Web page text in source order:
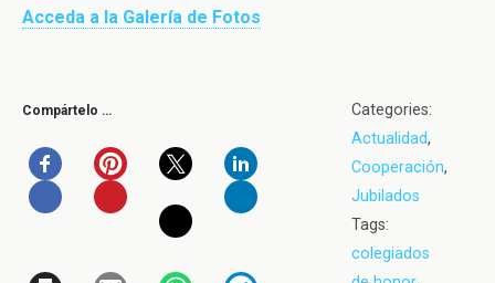
Acceda a la Galería de Fotos
Compártelo …
Categories:
Actualidad,
Cooperación,
Jubilados
Tags:
colegiados